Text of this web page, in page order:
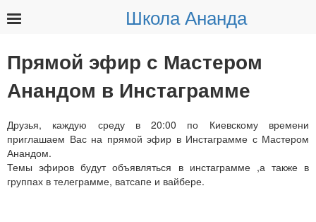
Школа Ананда
Прямой эфир с Мастером
Анандом в Инстаграмме
Друзья, каждую среду в 20:00 по Киевскому времени
приглашаем Вас на прямой эфир в Инстаграмме с Мастером
Анандом.
Темы эфиров будут объявляться в инстаграмме ,а также в
группах в телеграмме, ватсапе и вайбере.